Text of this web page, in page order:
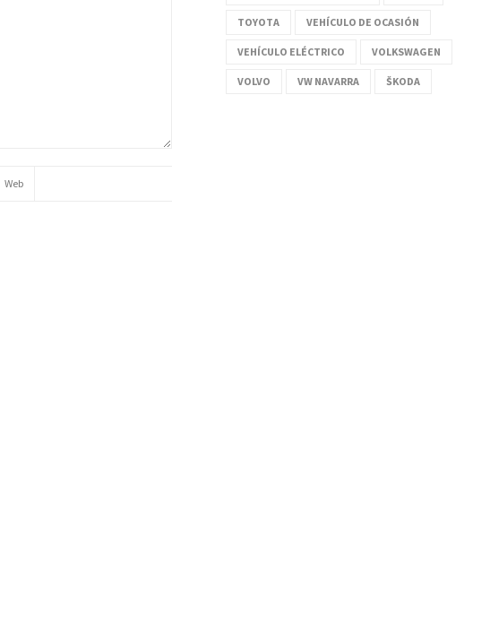
TOYOTA VEHÍCULO DE OCASIÓN
VEHÍCULO ELÉCTRICO VOLKSWAGEN
VOLVO VW NAVARRA ŠKODA